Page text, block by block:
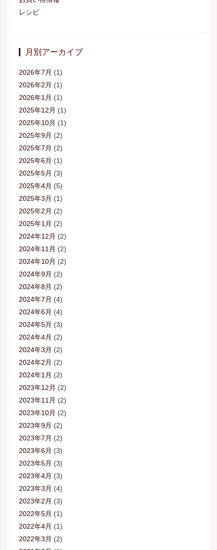
レシピ
月別アーカイブ
2026年7月 (1)
2026年2月 (1)
2026年1月 (1)
2025年12月 (1)
2025年10月 (1)
2025年9月 (2)
2025年7月 (2)
2025年6月 (1)
2025年5月 (3)
2025年4月 (5)
2025年3月 (1)
2025年2月 (2)
2025年1月 (2)
2024年12月 (2)
2024年11月 (2)
2024年10月 (2)
2024年9月 (2)
2024年8月 (2)
2024年7月 (4)
2024年6月 (4)
2024年5月 (3)
2024年4月 (2)
2024年3月 (2)
2024年2月 (2)
2024年1月 (2)
2023年12月 (2)
2023年11月 (2)
2023年10月 (2)
2023年9月 (2)
2023年7月 (2)
2023年6月 (3)
2023年5月 (3)
2023年4月 (3)
2023年3月 (4)
2023年2月 (3)
2022年5月 (1)
2022年4月 (1)
2022年3月 (2)